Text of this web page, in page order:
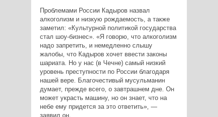
Проблемами России Кадыров назвал
алкоголизм и низкую рождаемость, а также
заметил: «Культурной политикой государства
стал шоу-бизнес». «Я говорю, что алкоголизм
надо запретить, и немедленно слышу
жалобы, что Кадыров хочет ввести законы
шариата. Но у нас (в Чечне) самый низкий
уровень преступности по России благодаря
нашей вере. Благочестивый мусульманин
думает, прежде всего, о завтрашнем дне. Он
может украсть машину, но он знает, что на
небе ему придется за это ответить», —
заявил он.